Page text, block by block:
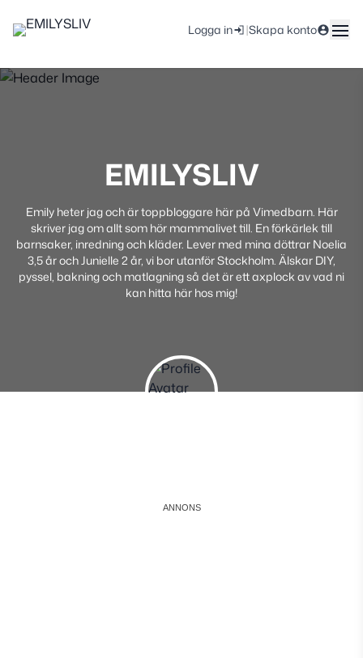
Logga in |Skapa konto
EMILYSLIV
Emily heter jag och är toppbloggare här på Vimedbarn. Här
skriver jag om allt som hör mammalivet till. En förkärlek till
barnsaker, inredning och kläder. Lever med mina döttrar Noelia
3,5 år och Junielle 2 år, vi bor utanför Stockholm. Älskar DIY,
pyssel, bakning och matlagning så det är ett axplock av vad ni
kan hitta här hos mig!